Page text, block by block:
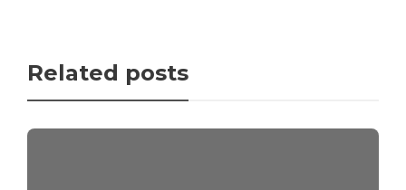
Related posts